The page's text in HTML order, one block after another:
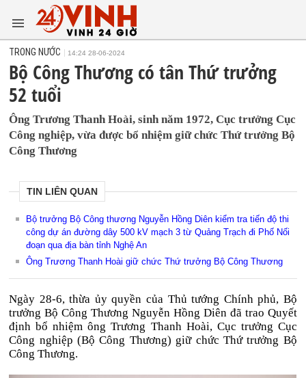
TRONG NƯỚC 14:24 28-06-2024
Bộ Công Thương có tân Thứ trưởng
52 tuổi
Ông Trương Thanh Hoài, sinh năm 1972, Cục trưởng Cục
Công nghiệp, vừa được bổ nhiệm giữ chức Thứ trưởng Bộ
Công Thương
TIN LIÊN QUAN
Bộ trưởng Bộ Công thương Nguyễn Hồng Diên kiểm tra tiến độ thi
công dự án đường dây 500 kV mạch 3 từ Quảng Trạch đi Phố Nối
đoạn qua địa bàn tỉnh Nghệ An
Ông Trương Thanh Hoài giữ chức Thứ trưởng Bộ Công Thương
Ngày 28-6, thừa ủy quyền của Thủ tướng Chính phủ, Bộ
trưởng Bộ Công Thương Nguyễn Hồng Diên đã trao Quyết
định bổ nhiệm ông Trương Thanh Hoài, Cục trưởng Cục
Công nghiệp (Bộ Công Thương) giữ chức Thứ trưởng Bộ
Công Thương.